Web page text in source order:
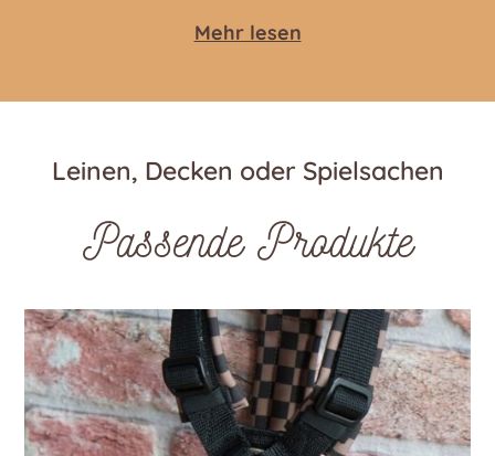
Mehr lesen
Leinen, Decken oder Spielsachen
Passende Produkte